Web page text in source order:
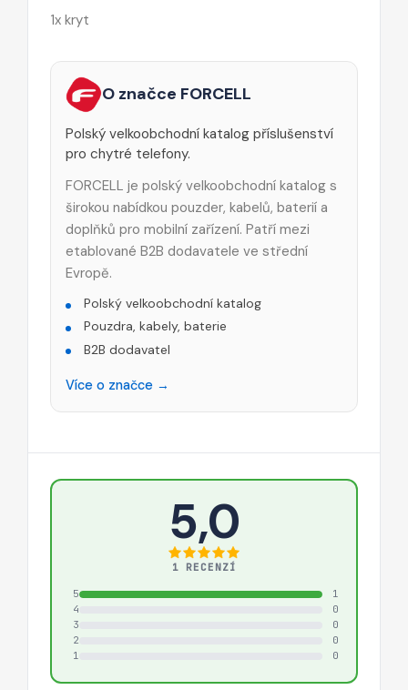
1x kryt
O značce FORCELL
Polský velkoobchodní katalog příslušenství
pro chytré telefony.
FORCELL je polský velkoobchodní katalog s
širokou nabídkou pouzder, kabelů, baterií a
doplňků pro mobilní zařízení. Patří mezi
etablované B2B dodavatele ve střední
Evropě.
Polský velkoobchodní katalog
Pouzdra, kabely, baterie
B2B dodavatel
Více o značce →
5,0
1 RECENZÍ
5
1
4
0
3
0
2
0
1
0